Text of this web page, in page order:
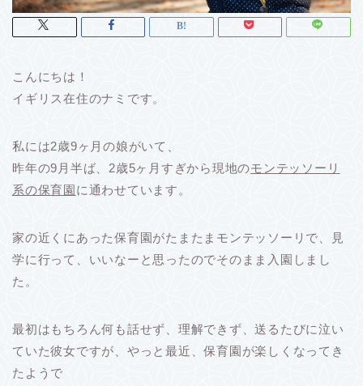
こんにちは！
イギリス在住のナミです。
私には2歳9ヶ月の娘がいて、
昨年の9月半ば、2歳5ヶ月すぎから現地のモンテッソーリ
系の保育園 に通わせています。
家の近くにあった保育園がたまたまモンテッソーリで、見
学に行って、いいなーと思ったのでそのまま入園しまし
た。
最初はもちろん何も話せず、理解できず、送るたびに泣い
ていた彼女ですが、やっと最近、保育園が楽しくなってき
たようで